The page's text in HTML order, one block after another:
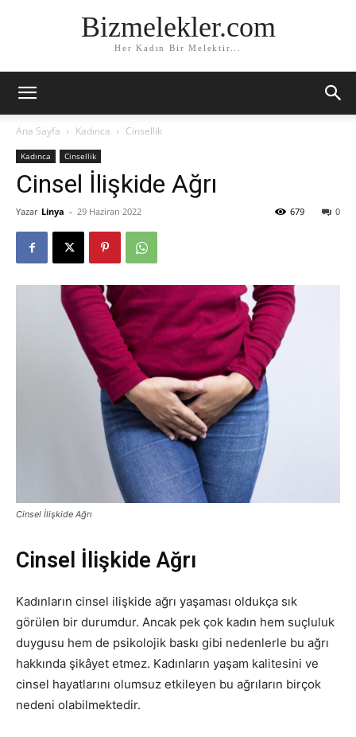
Bizmelekler.com
Her Kadın Bir Melektir...
Ana Sayfa Kadınca Cinsellik
Kadınca Cinsellik
Cinsel İlişkide Ağrı
Yazar Linya - 29 Haziran 2022 0
679
Cinsel İlişkide Ağrı
Cinsel İlişkide Ağrı
Kadınların cinsel ilişkide ağrı yaşaması oldukça sık
görülen bir durumdur. Ancak pek çok kadın hem suçluluk
duygusu hem de psikolojik baskı gibi nedenlerle bu ağrı
hakkında şikâyet etmez. Kadınların yaşam kalitesini ve
cinsel hayatlarını olumsuz etkileyen bu ağrıların birçok
nedeni olabilmektedir.